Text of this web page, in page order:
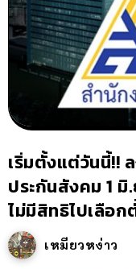
เริ่มตั้งแต่วันนี้!!
ประกันสังคม 1
ไม่มีสิทธิไปเลือก
เหมียวหง่าว